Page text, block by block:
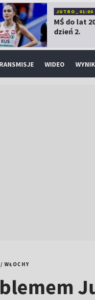
JUTRO, 01:00
MŚ do lat
dzień 2.
WIDEO
WŁOCHY